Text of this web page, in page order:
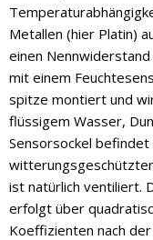
Metallen (hier Platin)
einen
mit einem
spitze montiert und
flüssigem Wasser,
Sensorsockel befindet
ist natürlich ventiliert.
erfolgt über
Koeffizienten nach